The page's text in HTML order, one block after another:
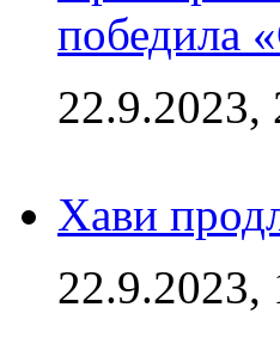
победила
22.9.2023,
Хави
22.9.2023,